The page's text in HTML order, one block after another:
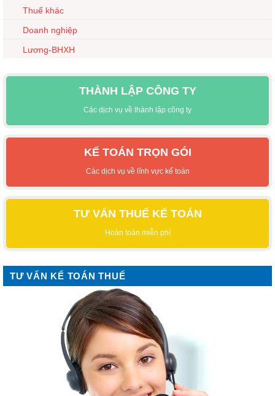
Thuế khác
Doanh nghiệp
Lương-BHXH
THÀNH LẬP CÔNG TY
Các dịch vụ về thành lập công ty
KẾ TOÁN TRỌN GÓI
Các dịch vụ về lĩnh vực kế toán
TƯ VẤN THUẾ KẾ TOÁN
Hoàn toàn miễn phí
TƯ VẤN KẾ TOÁN THUẾ